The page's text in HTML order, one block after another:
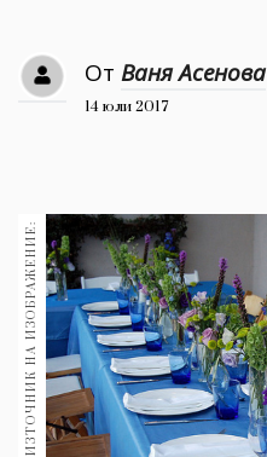
Дизайн
1272
30+
Гурме 1710
Пътувай
237
Здраве 389
От Ваня Асенова
14 юли 2017
ИЗТОЧНИК НА ИЗОБРАЖЕНИЕ: